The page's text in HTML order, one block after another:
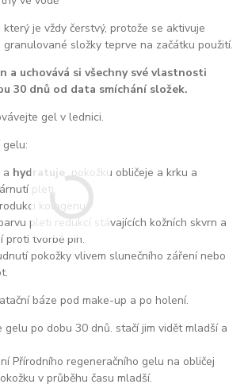
je vždy čerstvý, protože se aktivuje
složky teprve na začátku použití.
a uchovává si všechny své vlastnosti
30 dnů od data smíchání složek.
gel v lednici.
a hydratujepokožku obličeje a krku a
pleti.
kolagenu.
pleti redukcí stávajících kožních skvrn a
proti tvorbě pih.
pokožky vlivem slunečního záření nebo
báze pod make-up a po holení.
gelu po dobu 30 dnů. stačí jim vidět mladší a
Přírodního regeneračního gelu na obličej
v průběhu času mladší.